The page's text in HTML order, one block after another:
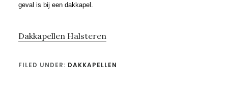
geval is bij een dakkapel.
Dakkapellen Halsteren
FILED UNDER: DAKKAPELLEN